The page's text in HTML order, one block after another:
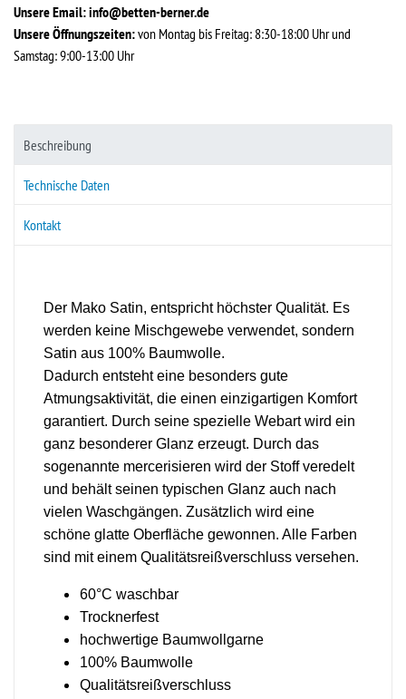
Unsere Email:info@betten-berner.de
Unsere Öffnungszeiten:von Montag bis Freitag: 8:30-18:00 Uhr und
Samstag: 9:00-13:00 Uhr
Beschreibung
Technische Daten
Kontakt
Der Mako Satin, entspricht höchster Qualität. Es
werden keine Mischgewebe verwendet, sondern
Satin aus 100% Baumwolle.
Dadurch entsteht eine besonders gute
Atmungsaktivität, die einen einzigartigen Komfort
garantiert. Durch seine spezielle Webart wird ein
ganz besonderer Glanz erzeugt. Durch das
sogenannte mercerisieren wird der Stoff veredelt
und behält seinen typischen Glanz auch nach
vielen Waschgängen. Zusätzlich wird eine
schöne glatte Oberfläche gewonnen. Alle Farben
sind mit einem Qualitätsreißverschluss versehen.
60°C waschbar
Trocknerfest
hochwertige Baumwollgarne
100% Baumwolle
Qualitätsreißverschluss